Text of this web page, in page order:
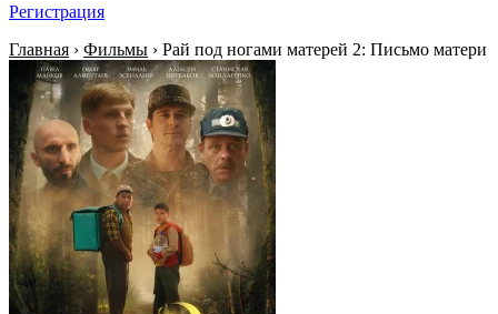
Регистрация
Главная › Фильмы › Рай под ногами матерей 2: Письмо матери